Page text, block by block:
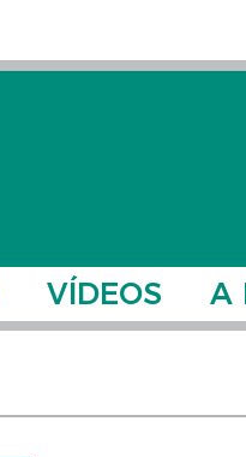
VÍDEOS A